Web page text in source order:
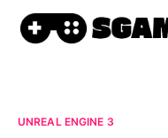
UNREAL ENGINE 3